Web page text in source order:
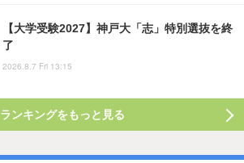
【大学受験2027】神戸大「志」特別選抜を終
了
2026.8.7 Fri 13:15
ランキングをもっと見る